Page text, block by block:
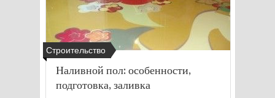
Строительство
Наливной пол: особенности,
подготовка, заливка